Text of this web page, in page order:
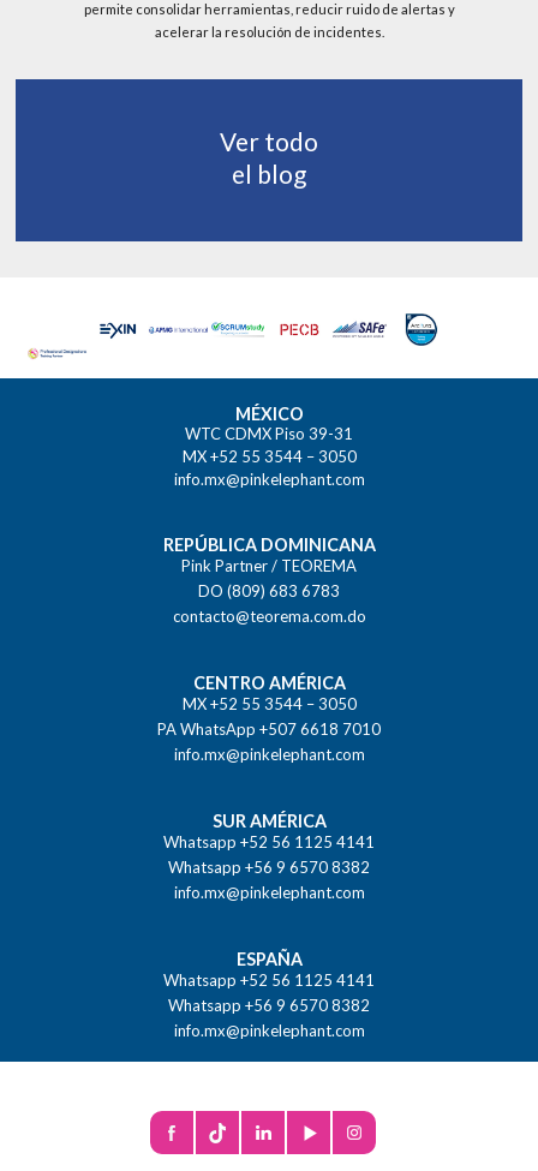
permite consolidar herramientas, reducir ruido de alertas y
acelerar la resolución de incidentes.
Ver todo
el blog
MÉXICO
WTC CDMX Piso 39-31
MX +52 55 3544 – 3050
info.mx@pinkelephant.com
REPÚBLICA DOMINICANA
Pink Partner / TEOREMA
DO (809) 683 6783
contacto@teorema.com.do
CENTRO AMÉRICA
MX +52 55 3544 – 3050
PA WhatsApp +507 6618 7010
info.mx@pinkelephant.com
SUR AMÉRICA
Whatsapp +52 56 1125 4141
Whatsapp +56 9 6570 8382
info.mx@pinkelephant.com
ESPAÑA
Whatsapp +52 56 1125 4141
Whatsapp +56 9 6570 8382
info.mx@pinkelephant.com